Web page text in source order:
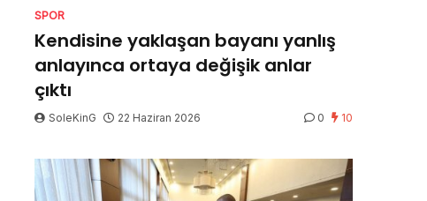
SPOR
Kendisine yaklaşan bayanı yanlış
anlayınca ortaya değişik anlar
çıktı
SoleKinG 22 Haziran 2026 0 10